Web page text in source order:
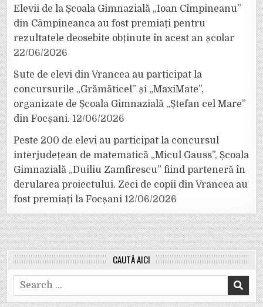
Elevii de la Școala Gimnazială „Ioan Cîmpineanu”
din Câmpineanca au fost premiați pentru
rezultatele deosebite obținute în acest an școlar
22/06/2026
Sute de elevi din Vrancea au participat la
concursurile „Grămăticel” și „MaxiMate”,
organizate de Școala Gimnazială „Ștefan cel Mare”
din Focșani. 12/06/2026
Peste 200 de elevi au participat la concursul
interjudețean de matematică „Micul Gauss”, Școala
Gimnazială „Duiliu Zamfirescu” fiind parteneră în
derularea proiectului. Zeci de copii din Vrancea au
fost premiați la Focșani 12/06/2026
CAUTĂ AICI
Search
for: